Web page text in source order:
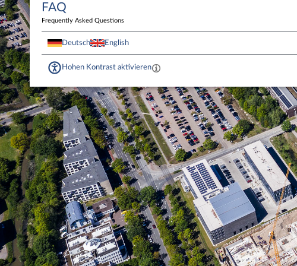
FAQ
Frequently Asked Questions
Deutsch English
Hohen Kontrast aktivieren